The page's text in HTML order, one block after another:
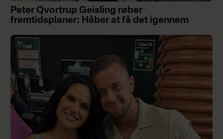
Peter Qvortrup Geisling røber
fremtidsplaner: Håber at få det igennem